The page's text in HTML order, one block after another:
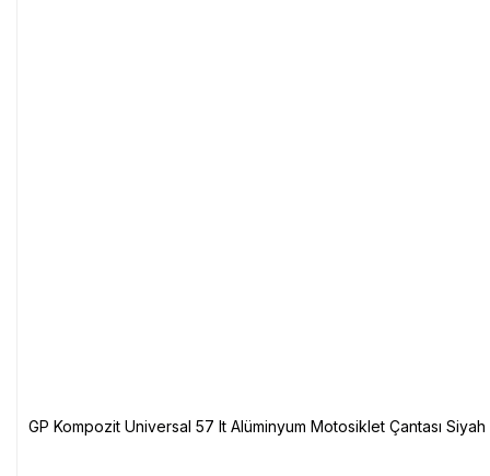
GP Kompozit Universal 57 lt Alüminyum Motosiklet Çantası Siyah